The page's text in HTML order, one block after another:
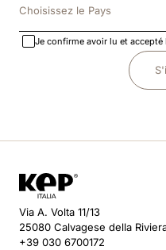
Choisissez le Pays
Je confirme avoir lu et accepté
Via A. Volta 11/13
25080 Calvagese della
+39 030 6700172